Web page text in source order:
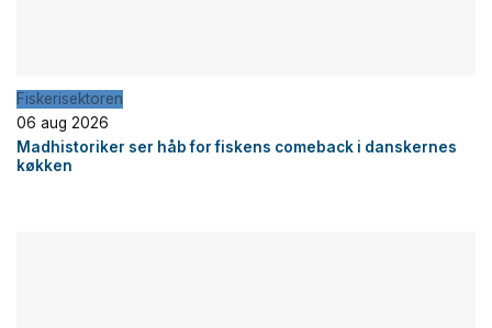
Fiskerisektoren
06 aug 2026
Madhistoriker ser håb for fiskens comeback i danskernes
køkken